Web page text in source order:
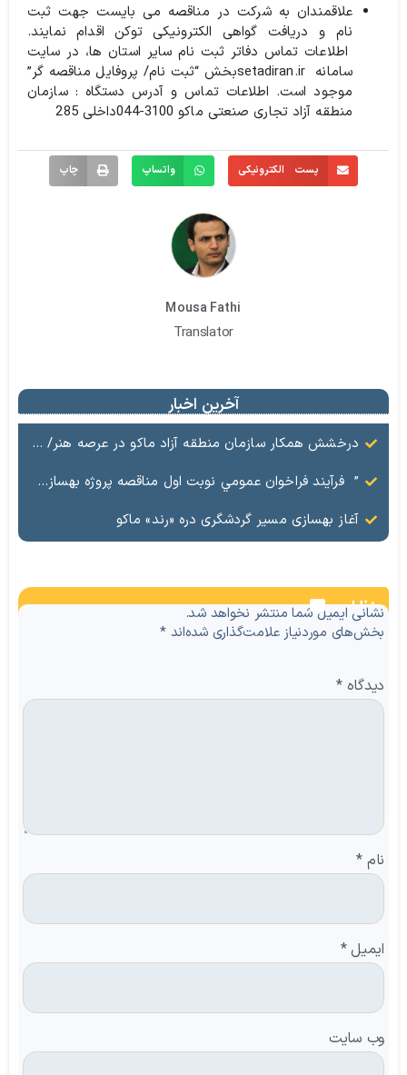
علاقمندان به شرکت در مناقصه می بایست جهت ثبت
نام و دریافت گواهی الکترونیکی توکن اقدام نمایند.
اطلاعات تماس دفاتر ثبت نام سایر استان ها، در سایت
سامانه setadiran.irبخش “ثبت نام/ پروفایل مناقصه گر”
موجود است. اطلاعات تماس و آدرس دستگاه : سازمان
منطقه آزاد تجاری صنعتی ماکو 3100-044داخلی 285
پست الکترونیکی واتساپ چاپ
Mousa Fathi
Translator
آخرین اخبار
درخشش همکار سازمان منطقه آزاد ماکو در عرصه هنر/ مستند تاریخی «زری خانم» به کارگردانی احد عبادی رونمایی شد
” فرآيند فراخوان عمومي نوبت اول مناقصه پروژه بهسازي و آسفالت راه و پاركينگ مجموعه آب درماني شهرستان شوط منطقه آزاد ماكو “
آغاز بهسازی مسیر گردشگری دره «رند» ماکو
نظرات
نشانی ایمیل شما منتشر نخواهد شد.
بخش‌های موردنیاز علامت‌گذاری شده‌اند*
دیدگاه*
نام *
ایمیل*
وب‌ سایت